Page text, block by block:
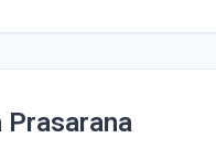
Prasarana